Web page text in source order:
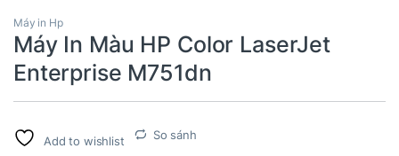
Máy in Hp
Máy In Màu HP Color LaserJet
Enterprise M751dn
Add to wishlist So sánh